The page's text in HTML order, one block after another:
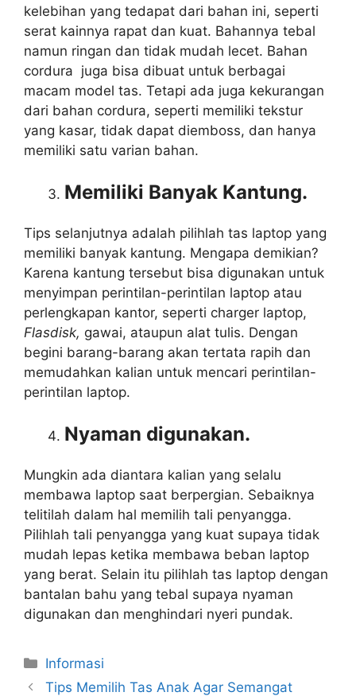
kelebihan yang tedapat dari bahan ini, seperti
serat kainnya rapat dan kuat. Bahannya tebal
namun ringan dan tidak mudah lecet. Bahan
cordura juga bisa dibuat untuk berbagai
macam model tas. Tetapi ada juga kekurangan
dari bahan cordura, seperti memiliki tekstur
yang kasar, tidak dapat diemboss, dan hanya
memiliki satu varian bahan.
Memiliki Banyak Kantung.
Tips selanjutnya adalah pilihlah tas laptop yang
memiliki banyak kantung. Mengapa demikian?
Karena kantung tersebut bisa digunakan untuk
menyimpan perintilan-perintilan laptop atau
perlengkapan kantor, seperti charger laptop,
Flasdisk, gawai, ataupun alat tulis. Dengan
begini barang-barang akan tertata rapih dan
memudahkan kalian untuk mencari perintilan-
perintilan laptop.
Nyaman digunakan.
Mungkin ada diantara kalian yang selalu
membawa laptop saat berpergian. Sebaiknya
telitilah dalam hal memilih tali penyangga.
Pilihlah tali penyangga yang kuat supaya tidak
mudah lepas ketika membawa beban laptop
yang berat. Selain itu pilihlah tas laptop dengan
bantalan bahu yang tebal supaya nyaman
digunakan dan menghindari nyeri pundak.
Kategori
Informasi
Tips Memilih Tas Anak Agar Semangat